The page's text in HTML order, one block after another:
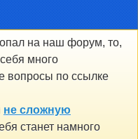
на наш форум, то,
много
вопросы по ссылке
не сложную
станет намного